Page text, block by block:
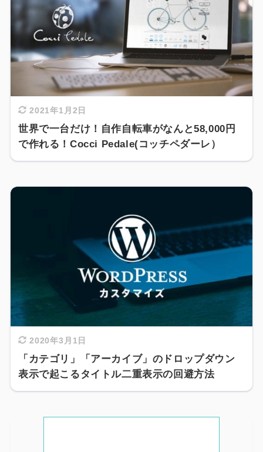
2021年1月2日
世界で一台だけ！自作自転車がなんと58,000円
で作れる！Cocci Pedale(コッチペダーレ）
2020年3月1日
「カテゴリ」「アーカイブ」のドロップダウン
表示で起こるタイトル二重表示の回避方法